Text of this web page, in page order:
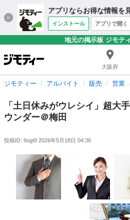
アプリならお得な情報を
インストール アプリで開く
地元の掲示板 ジモテ
大阪府
ジモティー アルバイト 販売 営業
「土日休みがウレシイ」超
ウンダー＠梅田
投稿ID: 9ogt9 2026年5月18日 04:36